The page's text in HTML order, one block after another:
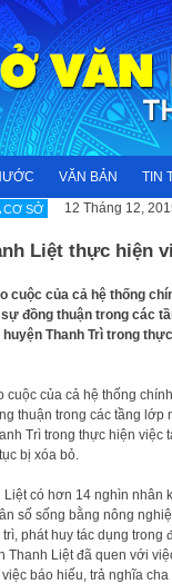
VĂN BẢN TIN
CƠ SỞ 12 Tháng 12,
Liệt thực hiện
cuộc của cả hệ thống
đồng thuận trong các
huyện Thanh Trì trong
cuộc của cả hệ thống
thuận trong các tầng lớp
Trì trong thực hiện việc
bị xóa bỏ.
Liệt có hơn 14 nghìn nhân
số sống bằng nông
phát huy tác dụng trong
Thanh Liệt đã quen với
báo hiếu, trả nghĩa